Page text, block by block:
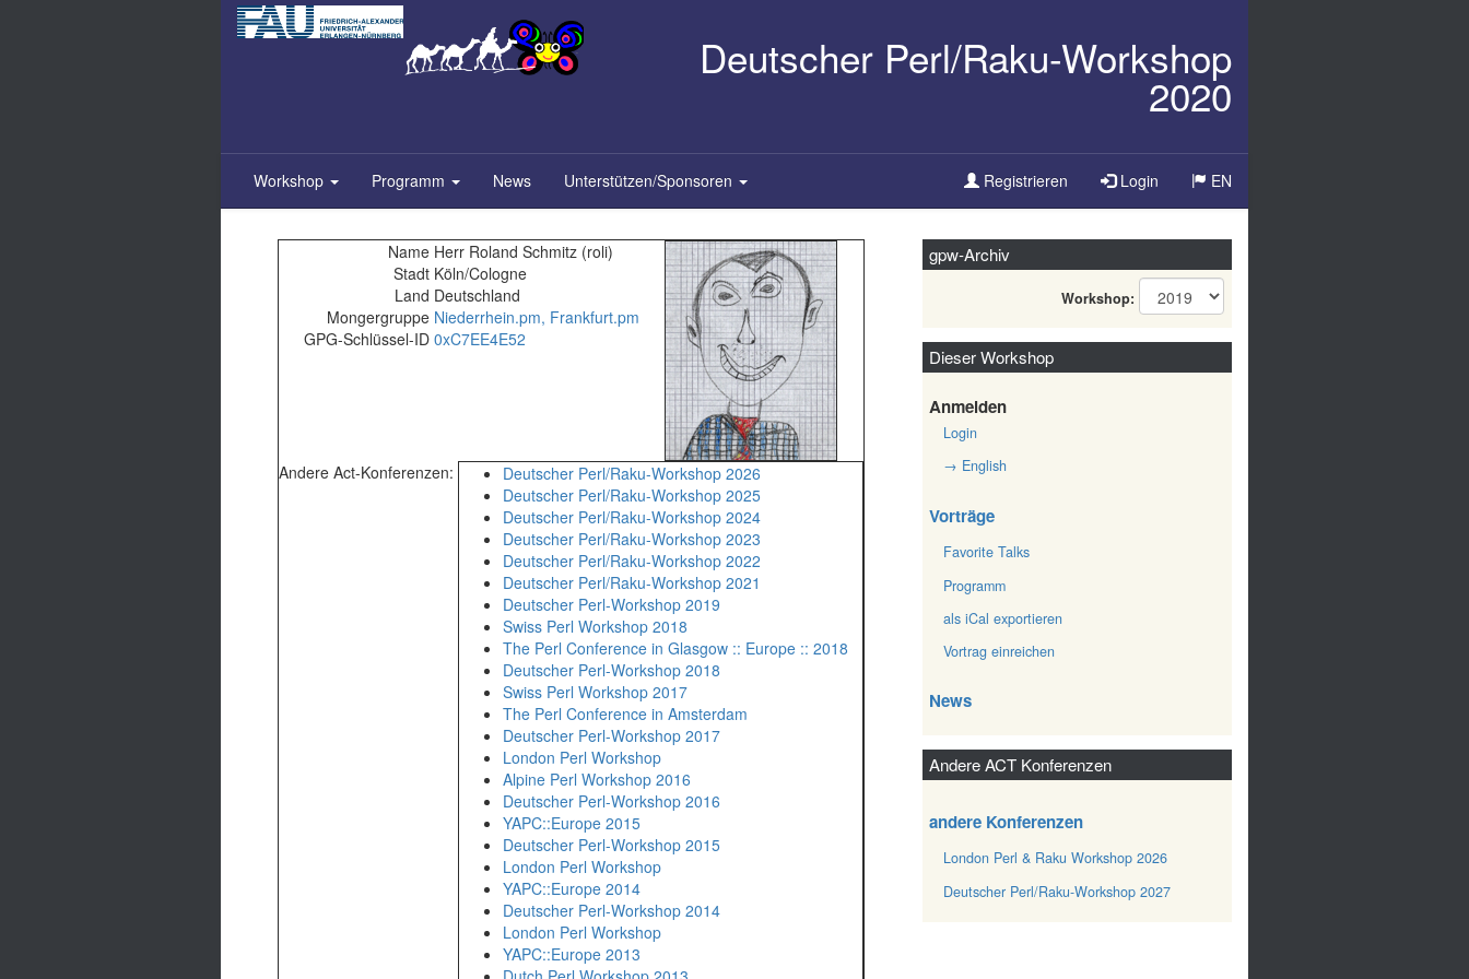
Zum
Inhalt
Deutscher Perl/Raku-Workshop
2020
Workshop Programm News Unterstützen/Sponsoren Registrieren Login
Sprache
EN
Name Herr Roland Schmitz (‎roli‎)
Stadt Köln/Cologne
Land Deutschland
Mongergruppe Niederrhein.pm, Frankfurt.pm
GPG-Schlüssel-ID 0xC7EE4E52
Andere Act-Konferenzen:
Deutscher Perl/Raku-Workshop 2026
Deutscher Perl/Raku-Workshop 2025
Deutscher Perl/Raku-Workshop 2024
Deutscher Perl/Raku-Workshop 2023
Deutscher Perl/Raku-Workshop 2022
Deutscher Perl/Raku-Workshop 2021
Deutscher Perl-Workshop 2019
Swiss Perl Workshop 2018
The Perl Conference in Glasgow :: Europe :: 2018
Deutscher Perl-Workshop 2018
Swiss Perl Workshop 2017
The Perl Conference in Amsterdam
Deutscher Perl-Workshop 2017
London Perl Workshop
Alpine Perl Workshop 2016
Deutscher Perl-Workshop 2016
YAPC::Europe 2015
Deutscher Perl-Workshop 2015
London Perl Workshop
YAPC::Europe 2014
Deutscher Perl-Workshop 2014
London Perl Workshop
YAPC::Europe 2013
gpw-Archiv
Workshop:
Dieser Workshop
Anmelden
Login
→ English
Vorträge
Favorite Talks
Programm
als iCal exportieren
Vortrag einreichen
News
Andere ACT Konferenzen
andere Konferenzen
London Perl & Raku Workshop 2026
Deutscher Perl/Raku-Workshop 2027